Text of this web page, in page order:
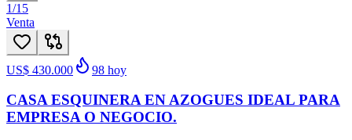
1/15
Venta
US$ 430.000 98 hoy
CASA ESQUINERA EN AZOGUES IDEAL PARA
EMPRESA O NEGOCIO.